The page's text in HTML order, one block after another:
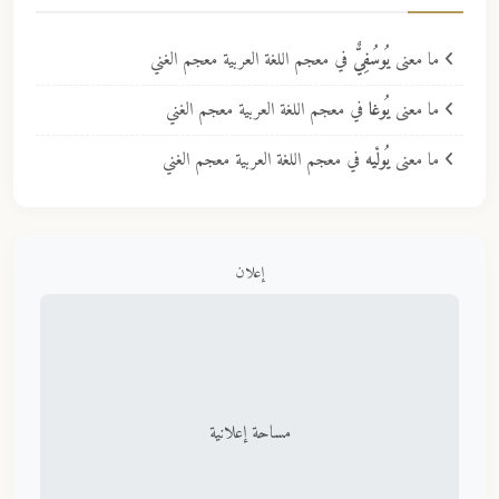
ما معنىيُوسُفِيٌّ في معجم اللغة العربية معجم الغني
ما معنىيُوغافي معجم اللغة العربية معجم الغني
ما معنىيُولْيهفي معجم اللغة العربية معجم الغني
إعلان
مساحة إعلانية